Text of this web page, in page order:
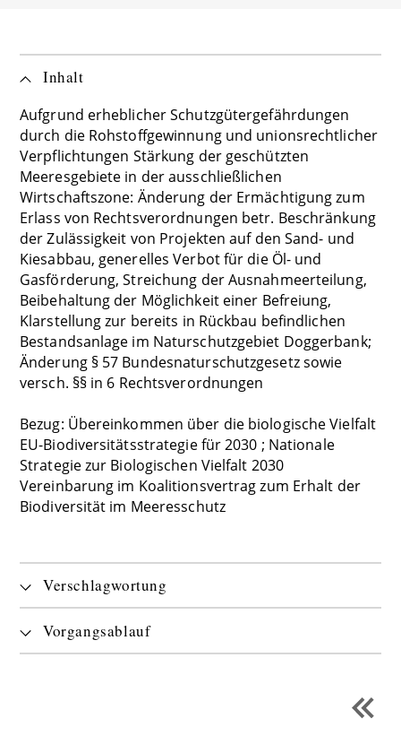
Inhalt
Aufgrund erheblicher Schutzgütergefährdungen
durch die Rohstoffgewinnung und unionsrechtlicher
Verpflichtungen Stärkung der geschützten
Meeresgebiete in der ausschließlichen
Wirtschaftszone: Änderung der Ermächtigung zum
Erlass von Rechtsverordnungen betr. Beschränkung
der Zulässigkeit von Projekten auf den Sand- und
Kiesabbau, generelles Verbot für die Öl- und
Gasförderung, Streichung der Ausnahmeerteilung,
Beibehaltung der Möglichkeit einer Befreiung,
Klarstellung zur bereits in Rückbau befindlichen
Bestandsanlage im Naturschutzgebiet Doggerbank;
Änderung § 57 Bundesnaturschutzgesetz sowie
versch. §§ in 6 Rechtsverordnungen
Bezug: Übereinkommen über die biologische Vielfalt
EU-Biodiversitätsstrategie für 2030 ; Nationale
Strategie zur Biologischen Vielfalt 2030
Vereinbarung im Koalitionsvertrag zum Erhalt der
Biodiversität im Meeresschutz
Verschlagwortung
Vorgangsablauf